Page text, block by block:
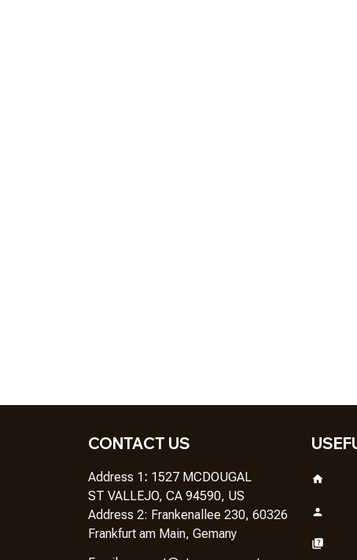
CONTACT US
Address 1: 1527 MCDOUGAL
ST VALLEJO, CA 94590, US
Address 2: Frankenallee 230, 60326
Frankfurt am Main, Gemany